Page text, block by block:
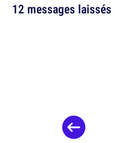
12 messages